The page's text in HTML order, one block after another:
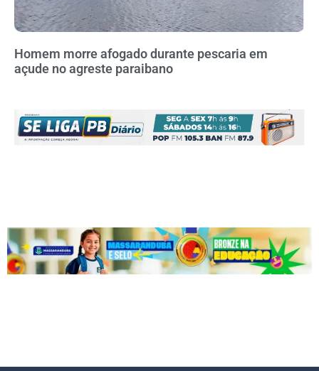
Homem morre afogado durante pescaria em
açude no agreste paraibano